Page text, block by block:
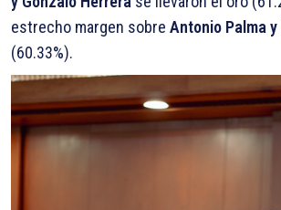
estrecho margen sobre Antonio Palma
(60.33%).